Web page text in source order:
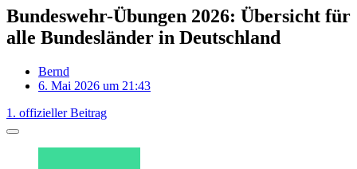
Bundeswehr-Übungen 2026: Übersicht für
alle Bundesländer in Deutschland
Bernd
6. Mai 2026 um 21:43
1. offizieller Beitrag